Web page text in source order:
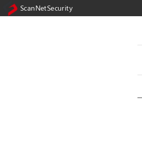
ScanNetSecurity